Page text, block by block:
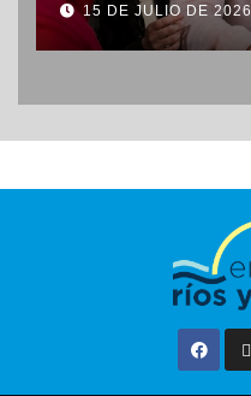
15 DE JULIO DE 2026